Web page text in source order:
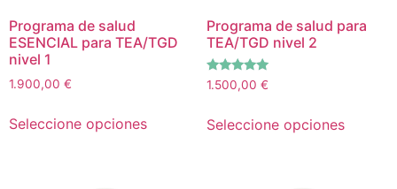
Programa de salud
ESENCIAL para TEA/TGD
nivel 1
1.900,00 €
Seleccione opciones
Programa de salud para
TEA/TGD nivel 2
Valorado
con
1.500,00 €
Seleccione opciones